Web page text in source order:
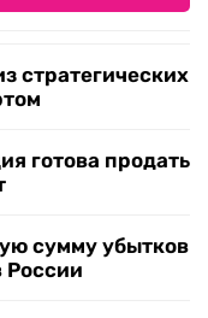
стратегических
готова продать
сумму убытков
России